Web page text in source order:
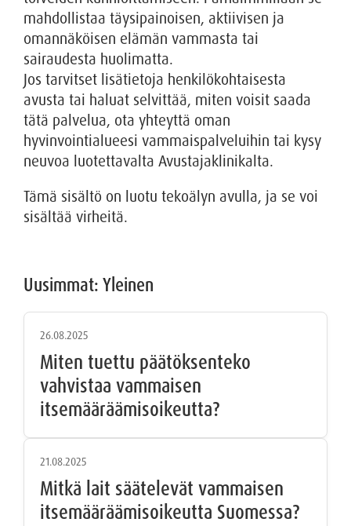
mahdollistaa täysipainoisen, aktiivisen ja
omannäköisen elämän vammasta tai
sairaudesta huolimatta.
Jos tarvitset lisätietoja henkilökohtaisesta
avusta tai haluat selvittää, miten voisit saada
tätä palvelua, ota yhteyttä oman
hyvinvointialueesi vammaispalveluihin tai kysy
neuvoa luotettavalta Avustajaklinikalta.
Tämä sisältö on luotu tekoälyn avulla, ja se voi
sisältää virheitä.
Uusimmat: Yleinen
26.08.2025
Miten tuettu päätöksenteko
vahvistaa vammaisen
itsemääräämisoikeutta?
21.08.2025
Mitkä lait säätelevät vammaisen
itsemääräämisoikeutta Suomessa?